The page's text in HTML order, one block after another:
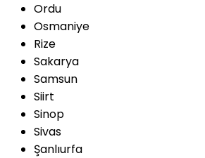
Ordu
Osmaniye
Rize
Sakarya
Samsun
Siirt
Sinop
Sivas
Şanlıurfa